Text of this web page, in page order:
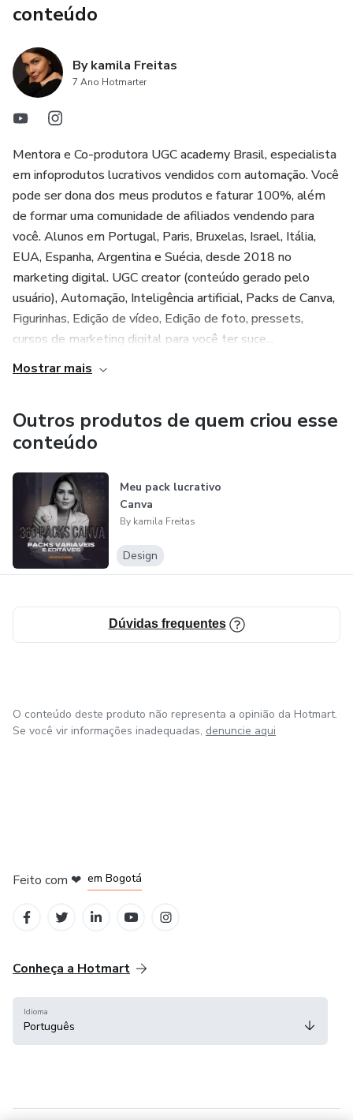
conteúdo
By kamila Freitas
7 Ano Hotmarter
Mentora e Co-produtora UGC academy Brasil, especialista
em infoprodutos lucrativos vendidos com automação. Você
pode ser dona dos meus produtos e faturar 100%, além
de formar uma comunidade de afiliados vendendo para
você. Alunos em Portugal, Paris, Bruxelas, Israel, Itália,
EUA, Espanha, Argentina e Suécia, desde 2018 no
marketing digital. UGC creator (conteúdo gerado pelo
usuário), Automação, Inteligência artificial, Packs de Canva,
Figurinhas, Edição de vídeo, Edição de foto, pressets,
cursos de marketing digital para você ter suce...
Mostrar mais
Outros produtos de quem criou esse
conteúdo
Meu pack lucrativo
Canva
By kamila Freitas
Design
Dúvidas frequentes
O conteúdo deste produto não representa a opinião da Hotmart.
Se você vir informações inadequadas, denuncie aqui
Feito com ❤ em Bogotá
Conheça a Hotmart
Idioma
Português